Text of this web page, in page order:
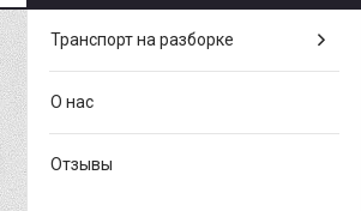
Транспорт на разборке
О нас
Отзывы